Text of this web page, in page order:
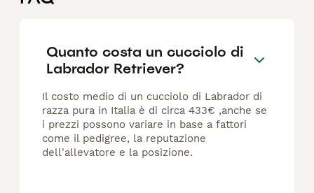
Quanto costa un cucciolo di
Labrador Retriever?
Il costo medio di un cucciolo di Labrador di
razza pura in Italia è di circa 433€ ,anche se
i prezzi possono variare in base a fattori
come il pedigree, la reputazione
dell'allevatore e la posizione.